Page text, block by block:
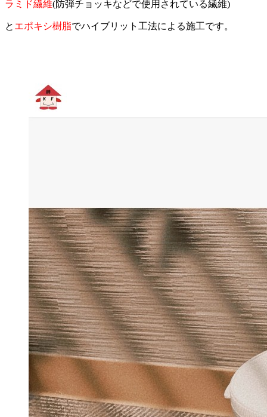
ラミド繊維(防弾チョッキなどで使用されている繊維)
と エポキシ樹脂でハイブリット工法による施工です。